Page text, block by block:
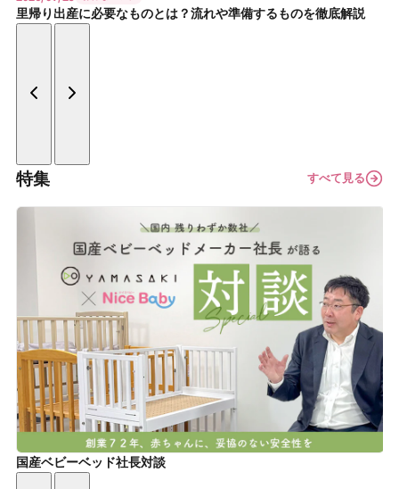
里帰り出産に必要なものとは？流れや準備するものを徹底解説
特集 すべて見る
国産ベビーベッド社長対談